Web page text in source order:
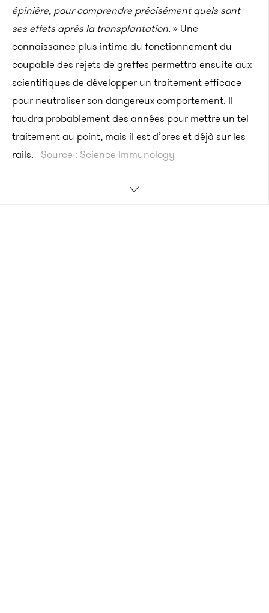
épinière, pour comprendre précisément quels sont
ses effets après la transplantation.» Une
connaissance plus intime du fonctionnement du
coupable des rejets de greffes permettra ensuite aux
scientifiques de développer un traitement efficace
pour neutraliser son dangereux comportement. Il
faudra probablement des années pour mettre un tel
traitement au point, mais il est d’ores et déjà sur les
rails. Source : Science Immunology